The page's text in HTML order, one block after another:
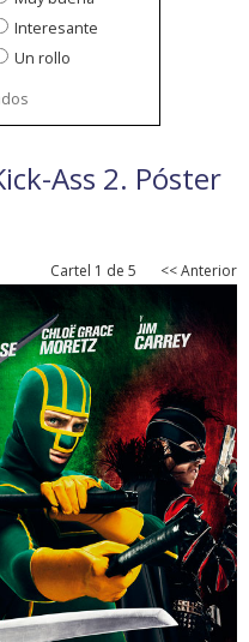
Interesante
Un rollo
Ass 2. Póster
Cartel 1 de 5 << Anterior